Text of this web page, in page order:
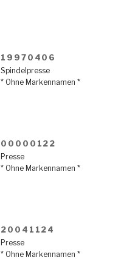
19970406
Spindelpresse
* Ohne Markennamen *
00000122
Presse
* Ohne Markennamen *
20041124
Presse
* Ohne Markennamen *